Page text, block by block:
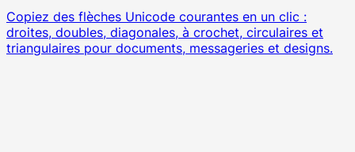
Copiez des flèches Unicode courantes en un clic :
droites, doubles, diagonales, à crochet, circulaires et
triangulaires pour documents, messageries et designs.